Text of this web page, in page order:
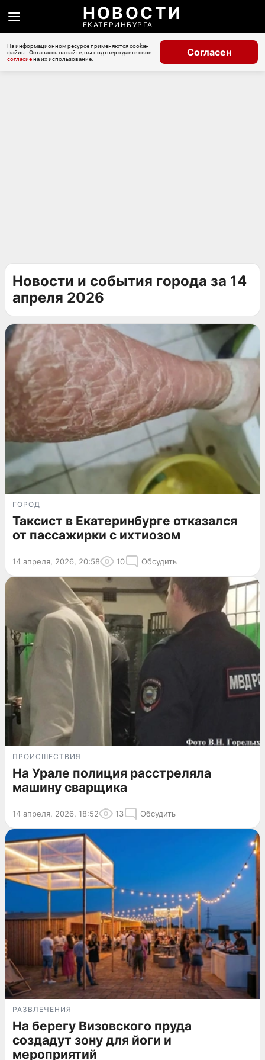
НОВОСТИ
ЕКАТЕРИНБУРГА
На информационном ресурсе применяются cookie-
файлы. Оставаясь на сайте, вы подтверждаете свое
согласиена их использование.
Согласен
Новости и события города за 14
апреля 2026
ГОРОД
Таксист в Екатеринбурге отказался
от пассажирки с ихтиозом
14 апреля, 2026, 20:58 10 Обсудить
ПРОИСШЕСТВИЯ
На Урале полиция расстреляла
машину сварщика
14 апреля, 2026, 18:52 13 Обсудить
РАЗВЛЕЧЕНИЯ
На берегу Визовского пруда
создадут зону для йоги и
мероприятий